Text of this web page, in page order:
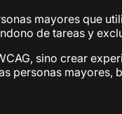
mayores que
de tareas y
sino crear
personas mayores,